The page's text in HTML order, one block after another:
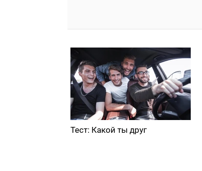
Тест: Какой ты друг